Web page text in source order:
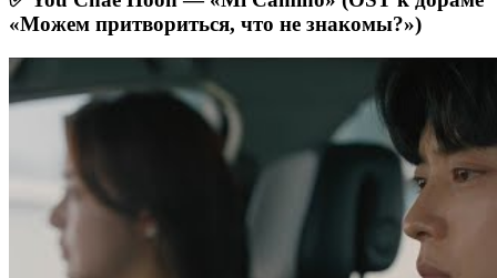
«Можем притвориться, что не знакомы?»)